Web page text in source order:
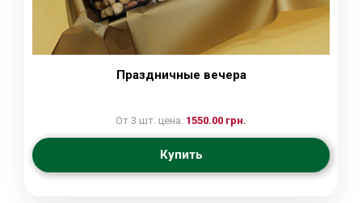
Праздничные вечера
От 3 шт. цена: 1550.00 грн.
Купить